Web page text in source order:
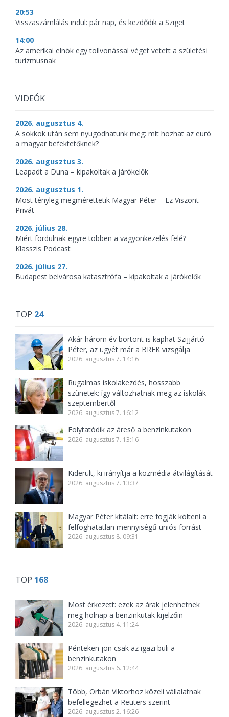
20:53
Visszaszámlálás indul: pár nap, és kezdődik a Sziget
14:00
Az amerikai elnök egy tollvonással véget vetett a születési
turizmusnak
VIDEÓK
2026. augusztus 4.
A sokkok után sem nyugodhatunk meg: mit hozhat az euró
a magyar befektetőknek?
2026. augusztus 3.
Leapadt a Duna – kipakoltak a járókelők
2026. augusztus 1.
Most tényleg megmérettetik Magyar Péter – Ez Viszont
Privát
2026. július 28.
Miért fordulnak egyre többen a vagyonkezelés felé?
Klasszis Podcast
2026. július 27.
Budapest belvárosa katasztrófa – kipakoltak a járókelők
TOP 24
Akár három év börtönt is kaphat Szijjártó
Péter, az ügyét már a BRFK vizsgálja
2026. augusztus 7. 14:16
Rugalmas iskolakezdés, hosszabb
szünetek: így változhatnak meg az iskolák
szeptembertől
2026. augusztus 7. 16:12
Folytatódik az áreső a benzinkutakon
2026. augusztus 7. 13:16
Kiderült, ki irányítja a közmédia átvilágítását
2026. augusztus 7. 13:37
Magyar Péter kitálalt: erre fogják költeni a
felfoghatatlan mennyiségű uniós forrást
2026. augusztus 8. 09:31
TOP 168
Most érkezett: ezek az árak jelenhetnek
meg holnap a benzinkutak kijelzőin
2026. augusztus 4. 11:24
Pénteken jön csak az igazi buli a
benzinkutakon
2026. augusztus 6. 12:44
Több, Orbán Viktorhoz közeli vállalatnak
befellegezhet a Reuters szerint
2026. augusztus 2. 16:26